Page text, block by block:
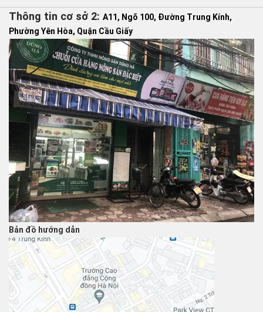
Thông tin cơ sở 2: A11, Ngõ 100, Đường Trung Kính,
Phường Yên Hòa, Quận Cầu Giấy
Bản đồ hướng dẫn